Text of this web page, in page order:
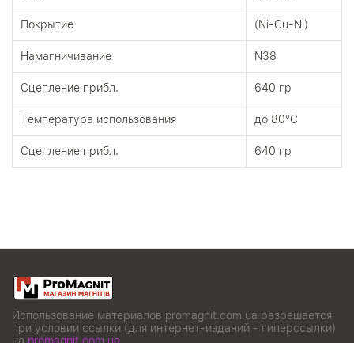
Покрытие (Ni-Cu-Ni)
Намагничивание N38
Сцепление прибл. 640 гр
Tемпература использования до 80°C
Сцепление прибл. 640 гр
Использование материалов promagnit.com.ua разрешается
при условии ссылки (для интернет-изданий - гиперссылки)
на promagnit.com.ua